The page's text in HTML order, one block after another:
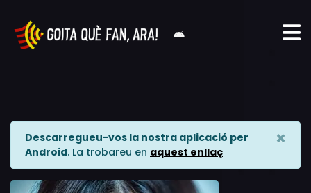
Descarregueu-vos la nostra aplicació per
Android. La trobareu en aquest enllaç
×